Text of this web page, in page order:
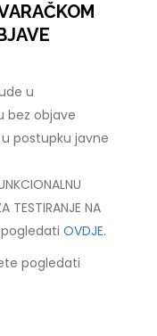
u
bez objave
postupku javne
TESTIRANJE NA
pogledatiOVDJE.
pogledati